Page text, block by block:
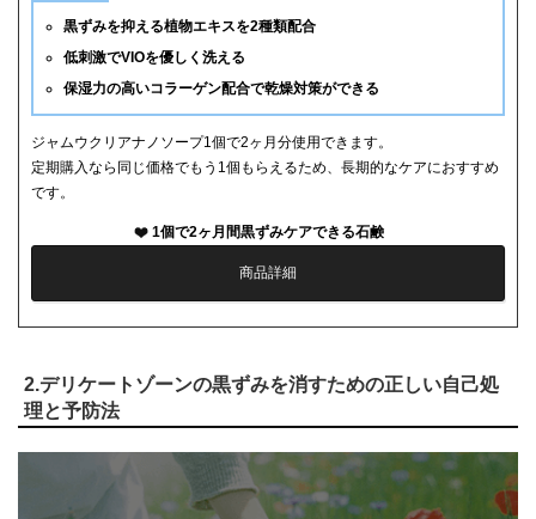
黒ずみを抑える植物エキスを2種類配合
低刺激でVIOを優しく洗える
保湿力の高いコラーゲン配合で乾燥対策ができる
ジャムウクリアナノソープ1個で2ヶ月分使用できます。
定期購入なら同じ価格でもう1個もらえるため、長期的なケアにおすすめ
です。
1個で2ヶ月間黒ずみケアできる石鹸
商品詳細
2.デリケートゾーンの黒ずみを消すための正しい自己処
理と予防法